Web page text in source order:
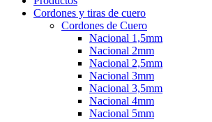
Cordones y tiras de cuero
Cordones de Cuero
Nacional 1,5mm
Nacional 2mm
Nacional 2,5mm
Nacional 3mm
Nacional 3,5mm
Nacional 4mm
Nacional 5mm